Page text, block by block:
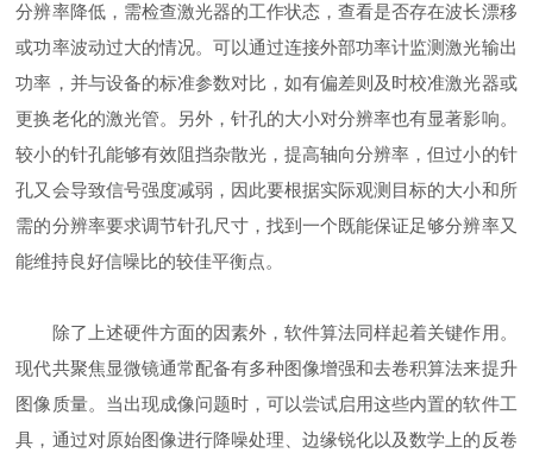
分辨率降低，需检查激光器的工作状态，查看是否存在波长漂移
或功率波动过大的情况。可以通过连接外部功率计监测激光输出
功率，并与设备的标准参数对比，如有偏差则及时校准激光器或
更换老化的激光管。另外，针孔的大小对分辨率也有显著影响。
较小的针孔能够有效阻挡杂散光，提高轴向分辨率，但过小的针
孔又会导致信号强度减弱，因此要根据实际观测目标的大小和所
需的分辨率要求调节针孔尺寸，找到一个既能保证足够分辨率又
能维持良好信噪比的较佳平衡点。
除了上述硬件方面的因素外，软件算法同样起着关键作用。
现代共聚焦显微镜通常配备有多种图像增强和去卷积算法来提升
图像质量。当出现成像问题时，可以尝试启用这些内置的软件工
具，通过对原始图像进行降噪处理、边缘锐化以及数学上的反卷